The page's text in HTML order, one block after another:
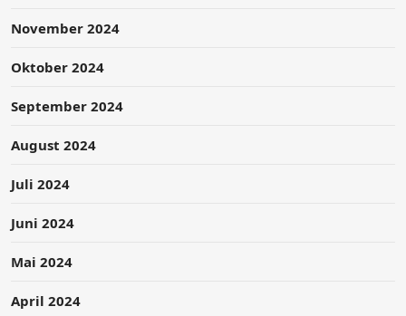
November 2024
Oktober 2024
September 2024
August 2024
Juli 2024
Juni 2024
Mai 2024
April 2024